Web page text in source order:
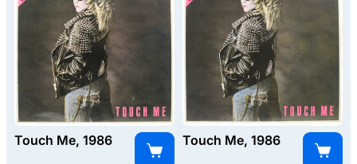
Touch Me, 1986 Touch Me, 1986